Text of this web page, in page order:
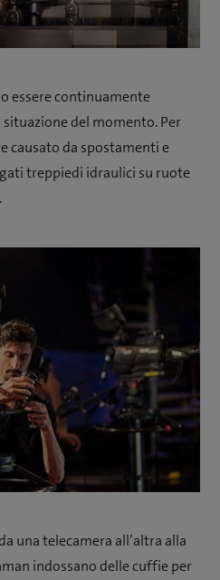
essere continuamente
del momento. Per
causato da spostamenti e
treppiedi idraulici su ruote
una telecamera all’altra alla
indossano delle cuffie per